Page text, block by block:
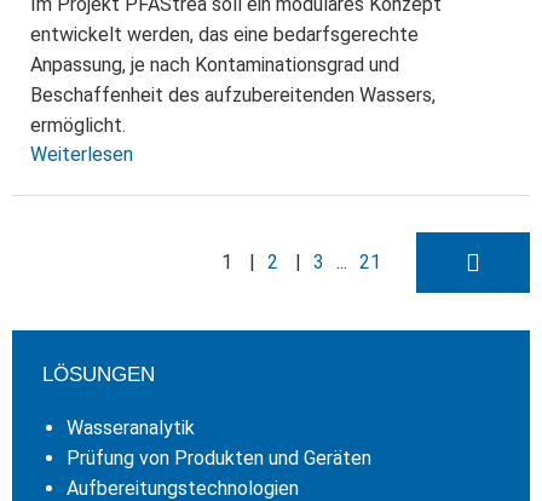
entwickelt werden, das eine bedarfsgerechte
Anpassung, je nach Kontaminationsgrad und
Beschaffenheit des aufzubereitenden Wassers,
ermöglicht.
Weiterlesen
1 2 3 21
LÖSUNGEN
Wasseranalytik
Prüfung von Produkten und Geräten
Aufbereitungstechnologien